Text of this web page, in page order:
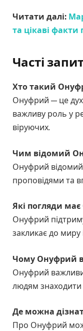
Читати далі:
та цікаві факти
Часті
Хто такий
Онуфрий — це
важливу роль у
віруючих.
Чим відомий
Онуфрий відомий
проповідями та
Які погляди
Онуфрий
закликає до миру
Чому Онуфрий
Онуфрий
людям знаходити
Де можна
Про Онуфрий